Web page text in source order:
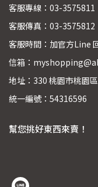
客服專線：03-3575811
客服傳真：03-3575812
客服時間：加官方Line
信箱：
地址：330 桃園市桃園
統一編號：54316596
幫您挑好東西來賣！